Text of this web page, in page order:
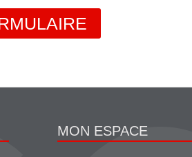
MON ESPACE